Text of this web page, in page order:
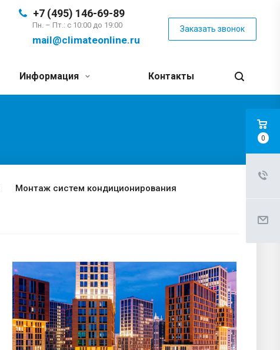
+7 (495) 146-69-89
Пн. – Пт.: с 10:00 до 19:00
mail@climateonline.ru
Заказать звонок
Информация Контакты
Монтаж систем кондиционирования
Смотреть проект
0